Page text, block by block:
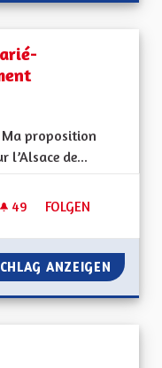
proposition
l’Alsace de...
49 49 FOLLOWER
FOLGEN
DROIT LOCAL-
ANZEIGEN DROIT